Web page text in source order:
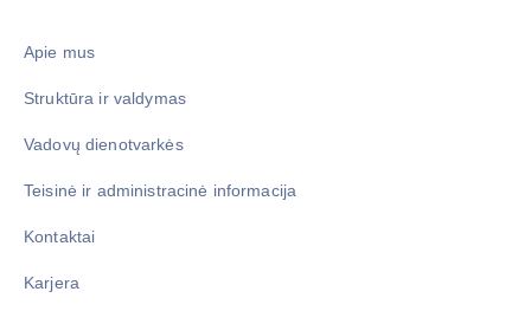
Apie mus
Struktūra ir valdymas
Vadovų dienotvarkės
Teisinė ir administracinė informacija
Kontaktai
Karjera